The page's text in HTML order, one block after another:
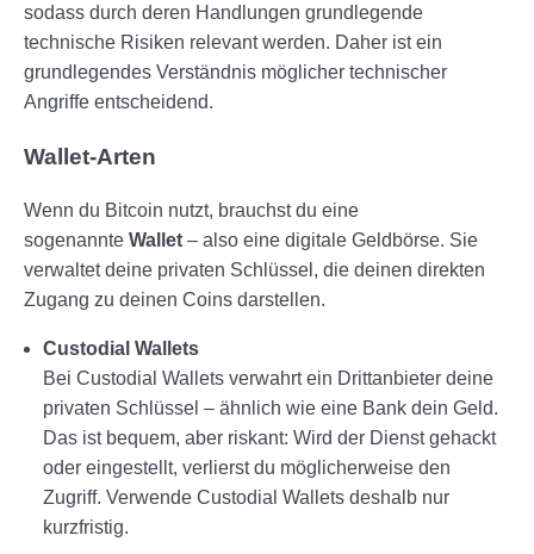
sodass durch deren Handlungen grundlegende
technische Risiken relevant werden. Daher ist ein
grundlegendes Verständnis möglicher technischer
Angriffe entscheidend.
Wallet-Arten
Wenn du Bitcoin nutzt, brauchst du eine
sogenannte Wallet – also eine digitale Geldbörse. Sie
verwaltet deine privaten Schlüssel, die deinen direkten
Zugang zu deinen Coins darstellen.
Custodial Wallets
Bei Custodial Wallets verwahrt ein Drittanbieter deine
privaten Schlüssel – ähnlich wie eine Bank dein Geld.
Das ist bequem, aber riskant: Wird der Dienst gehackt
oder eingestellt, verlierst du möglicherweise den
Zugriff. Verwende Custodial Wallets deshalb nur
kurzfristig.